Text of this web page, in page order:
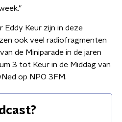
Eddy Keur zijn in deze
ook veel radiofragmenten
de Miniparade in de jaren
3 tot Keur in de Middag van
op NPO 3FM.